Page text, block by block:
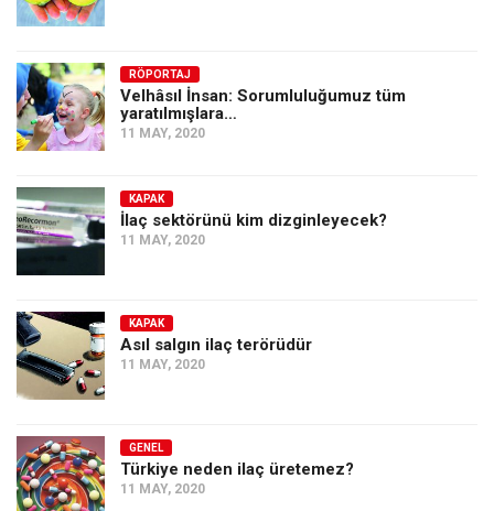
RÖPORTAJ
Velhâsıl İnsan: Sorumluluğumuz tüm
yaratılmışlara…
11 MAY, 2020
KAPAK
İlaç sektörünü kim dizginleyecek?
11 MAY, 2020
KAPAK
Asıl salgın ilaç terörüdür
11 MAY, 2020
GENEL
Türkiye neden ilaç üretemez?
11 MAY, 2020